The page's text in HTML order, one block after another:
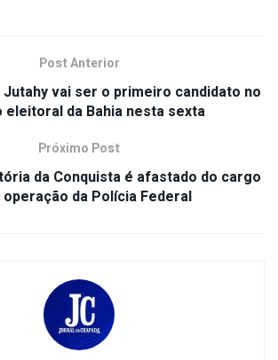
Post Anterior
vai ser o primeiro candidato no
eleitoral da Bahia nesta sexta
Próximo Post
da Conquista é afastado do cargo
operação da Polícia Federal